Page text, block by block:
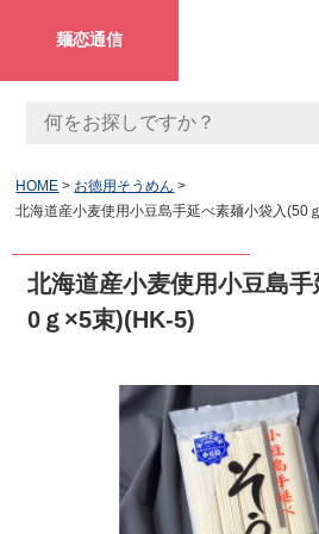
麺恋通信
HOME
お徳用そうめん
北海道産小麦使用小豆島手延べ素麺小袋入(50
北海道産小麦使用小豆島
0ｇ×5束)(HK-5)